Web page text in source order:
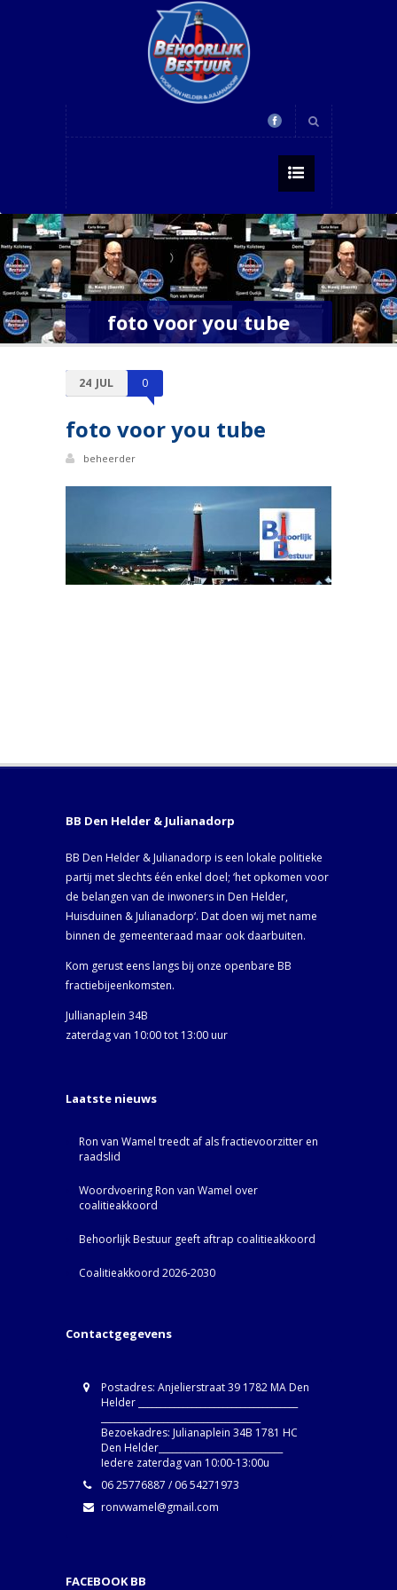
foto voor you tube
24 JUL 0
foto voor you tube
beheerder
BB Den Helder & Julianadorp
BB Den Helder & Julianadorp is een lokale politieke
partij met slechts één enkel doel; ‘het opkomen voor
de belangen van de inwoners in Den Helder,
Huisduinen & Julianadorp‘. Dat doen wij met name
binnen de gemeenteraad maar ook daarbuiten.
Kom gerust eens langs bij onze openbare BB
fractiebijeenkomsten.
Jullianaplein 34B
zaterdag van 10:00 tot 13:00 uur
Laatste nieuws
Ron van Wamel treedt af als fractievoorzitter en
raadslid
Woordvoering Ron van Wamel over
coalitieakkoord
Behoorlijk Bestuur geeft aftrap coalitieakkoord
Coalitieakkoord 2026-2030
Contactgegevens
Postadres: Anjelierstraat 39 1782 MA Den
Helder ____________________________________
Bezoekadres: Julianaplein 34B 1781 HC
Den Helder____________________________
Iedere zaterdag van 10:00-13:00u
06 25776887 / 06 54271973
ronvwamel@gmail.com
FACEBOOK BB